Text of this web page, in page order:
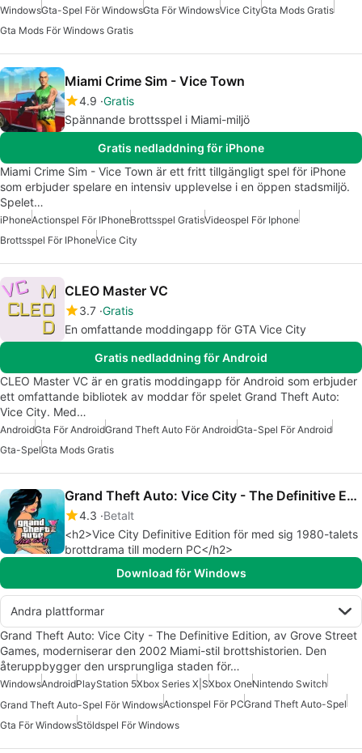
WindowsGta-Spel För WindowsGta För WindowsVice CityGta Mods Gratis
Gta Mods För Windows Gratis
Miami Crime Sim - Vice Town
4.9 Gratis
Spännande brottsspel i Miami-miljö
Gratis nedladdning för iPhone
Miami Crime Sim - Vice Town är ett fritt tillgängligt spel för iPhone
som erbjuder spelare en intensiv upplevelse i en öppen stadsmiljö.
Spelet…
iPhoneActionspel För IPhoneBrottsspel GratisVideospel För Iphone
Brottsspel För IPhoneVice City
CLEO Master VC
3.7 Gratis
En omfattande moddingapp för GTA Vice City
Gratis nedladdning för Android
CLEO Master VC är en gratis moddingapp för Android som erbjuder
ett omfattande bibliotek av moddar för spelet Grand Theft Auto:
Vice City. Med…
AndroidGta För AndroidGrand Theft Auto För AndroidGta-Spel För Android
Gta-SpelGta Mods Gratis
Grand Theft Auto: Vice City - The Definitive Edition
4.3 Betalt
<h2>Vice City Definitive Edition för med sig 1980-talets
brottdrama till modern PC</h2>
Download för Windows
Andra plattformar
Grand Theft Auto: Vice City - The Definitive Edition, av Grove Street
Games, moderniserar den 2002 Miami-stil brottshistorien. Den
återuppbygger den ursprungliga staden för…
WindowsAndroidPlayStation 5Xbox Series X|SXbox OneNintendo Switch
Grand Theft Auto-Spel För WindowsActionspel För PCGrand Theft Auto-Spel
Gta För WindowsStöldspel För Windows